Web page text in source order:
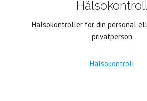
Hälsokontroller för din personal
privatperson
Hälsokontroll